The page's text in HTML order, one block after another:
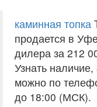
каминная топка
продается в
дилера за 212
Узнать
можно по
до 18:00 (МСК).